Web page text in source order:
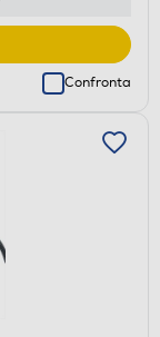
Confronta